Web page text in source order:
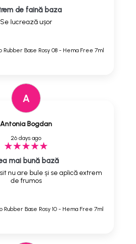
de faină baza
Se lucrează ușor
Rubber Base Rosy 08 - Hema Free 7ml
A
Antonia Bogdan
26 days ago
mai bună bază
nu are bule și se aplică extrem
de frumos
Rubber Base Rosy 10 - Hema Free 7ml